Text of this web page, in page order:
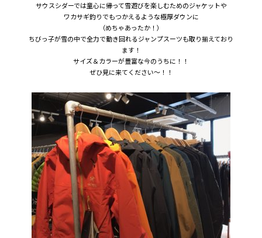
サウスシダーでは童心に帰って雪遊びを楽しむためのジャケットや
ワカサギ釣りでもつかえるような極厚ダウンに
（めちゃあったか！）
ちびっ子が雪の中で全力で動き回れるジャンプスーツも取り揃えており
ます！
サイズ＆カラーが豊富な今のうちに！！
ぜひ見に来てください～！！